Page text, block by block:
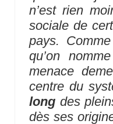
n’est rien
sociale de
pays.
qu’on
menace
centre du
long des
dès ses